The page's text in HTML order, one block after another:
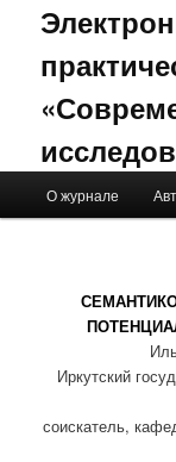
Skip to primary
Skip to
О журнале
Иркутский
соискатель,